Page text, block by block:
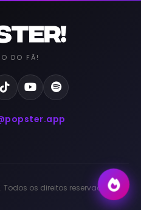
DO FÃ!
Todos os direitos reservados.